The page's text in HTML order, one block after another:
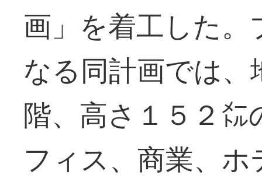
画」を着工した
なる同計画では
階、高さ１５２
フィス、商業、